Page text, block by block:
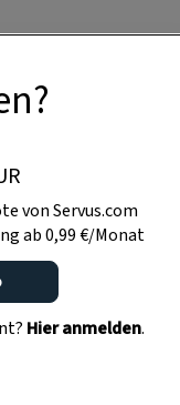
von Servus.com
ab 0,99 €/Monat
Hier anmelden.